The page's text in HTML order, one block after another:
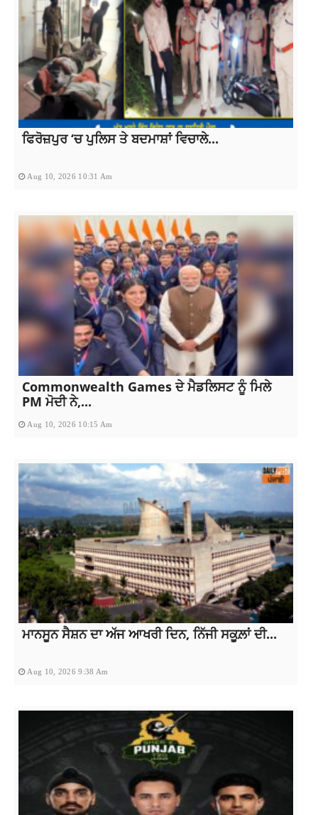
ਫਿਰੋਜ਼ਪੁਰ ‘ਚ ਪੁਲਿਸ ਤੇ ਬਦਮਾਸ਼ਾਂ ਵਿਚਾਲੇ...
Aug 10, 2026 10:31 Am
Commonwealth Games ਦੇ ਮੈਡਲਿਸਟ ਨੂੰ ਮਿਲੇ
PM ਮੋਦੀ ਨੇ,...
Aug 10, 2026 10:15 Am
ਮਾਨਸੂਨ ਸੈਸ਼ਨ ਦਾ ਅੱਜ ਆਖਰੀ ਦਿਨ, ਨਿੱਜੀ ਸਕੂਲ਼ਾਂ ਦੀ...
Aug 10, 2026 9:38 Am